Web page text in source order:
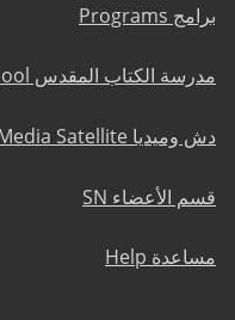
برامج Programs
مدرسة الكتاب المقدس Bible School
دش وميديا Media Satellite
قسم الأعضاء SN
مساعدة Help